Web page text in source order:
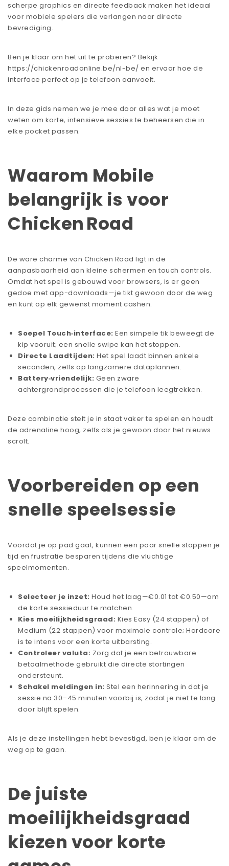
scherpe graphics en directe feedback maken het ideaal
voor mobiele spelers die verlangen naar directe
bevrediging.
Ben je klaar om het uit te proberen? Bekijk
https://chickenroadonline.be/nl-be/ en ervaar hoe de
interface perfect op je telefoon aanvoelt.
In deze gids nemen we je mee door alles wat je moet
weten om korte, intensieve sessies te beheersen die in
elke pocket passen.
Waarom Mobile
belangrijk is voor
Chicken Road
De ware charme van Chicken Road ligt in de
aanpasbaarheid aan kleine schermen en touch controls.
Omdat het spel is gebouwd voor browsers, is er geen
gedoe met app-downloads—je tikt gewoon door de weg
en kunt op elk gewenst moment cashen.
Soepel Touch‑interface: Een simpele tik beweegt de
kip vooruit; een snelle swipe kan het stoppen.
Directe Laadtijden: Het spel laadt binnen enkele
seconden, zelfs op langzamere dataplannen.
Battery‑vriendelijk: Geen zware
achtergrondprocessen die je telefoon leegtrekken.
Deze combinatie stelt je in staat vaker te spelen en houdt
de adrenaline hoog, zelfs als je gewoon door het nieuws
scrolt.
Voorbereiden op een
snelle speelsessie
Voordat je op pad gaat, kunnen een paar snelle stappen je
tijd en frustratie besparen tijdens die vluchtige
speelmomenten.
Selecteer je inzet: Houd het laag—€0.01 tot €0.50—om
de korte sessieduur te matchen.
Kies moeilijkheidsgraad: Kies Easy (24 stappen) of
Medium (22 stappen) voor maximale controle; Hardcore
is te intens voor een korte uitbarsting.
Controleer valuta: Zorg dat je een betrouwbare
betaalmethode gebruikt die directe stortingen
ondersteunt.
Schakel meldingen in: Stel een herinnering in dat je
sessie na 30–45 minuten voorbij is, zodat je niet te lang
door blijft spelen.
Als je deze instellingen hebt bevestigd, ben je klaar om de
weg op te gaan.
De juiste
moeilijkheidsgraad
kiezen voor korte